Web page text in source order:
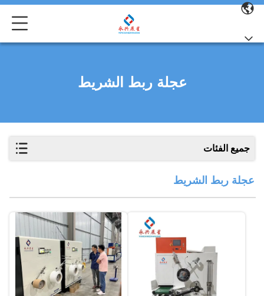
عجلة ربط الشريط
جميع الفئات
عجلة ربط الشريط